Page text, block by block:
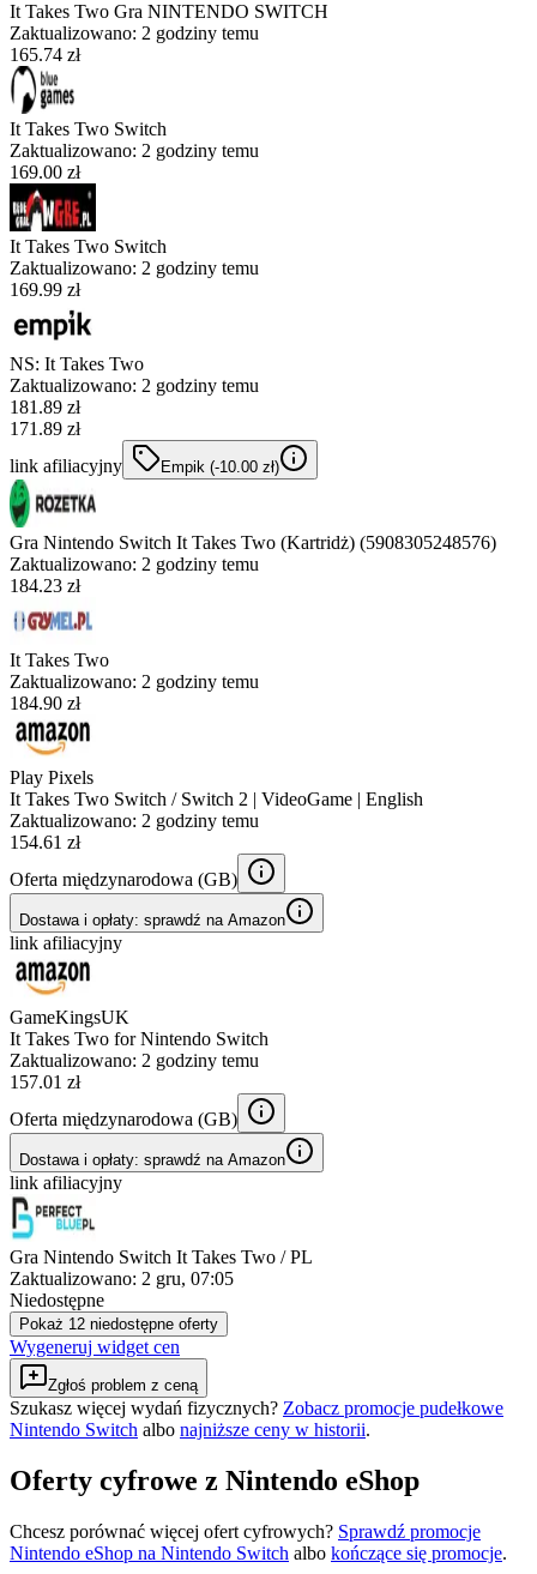
It Takes Two Gra NINTENDO SWITCH
Zaktualizowano: 2 godziny temu
165.74 zł
It Takes Two Switch
Zaktualizowano: 2 godziny temu
169.00 zł
It Takes Two Switch
Zaktualizowano: 2 godziny temu
169.99 zł
NS: It Takes Two
Zaktualizowano: 2 godziny temu
181.89 zł
171.89 zł
link afiliacyjny
Empik (-10.00 zł)
Gra Nintendo Switch It Takes Two (Kartridż) (5908305248576)
Zaktualizowano: 2 godziny temu
184.23 zł
It Takes Two
Zaktualizowano: 2 godziny temu
184.90 zł
Play Pixels
It Takes Two Switch / Switch 2 | VideoGame | English
Zaktualizowano: 2 godziny temu
154.61 zł
Oferta międzynarodowa (GB)
Dostawa i opłaty: sprawdź na Amazon
link afiliacyjny
GameKingsUK
It Takes Two for Nintendo Switch
Zaktualizowano: 2 godziny temu
157.01 zł
Oferta międzynarodowa (GB)
Dostawa i opłaty: sprawdź na Amazon
link afiliacyjny
Gra Nintendo Switch It Takes Two / PL
Zaktualizowano: 2 gru, 07:05
Niedostępne
Pokaż 12 niedostępne oferty
Wygeneruj widget cen
Zgłoś problem z ceną
Szukasz więcej wydań fizycznych? Zobacz promocje pudełkowe
Nintendo Switch albo najniższe ceny w historii.
Oferty cyfrowe z Nintendo eShop
Chcesz porównać więcej ofert cyfrowych? Sprawdź promocje
Nintendo eShop na Nintendo Switch albo kończące się promocje.